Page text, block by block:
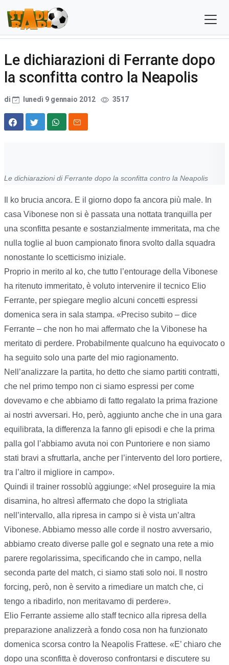
Le dichiarazioni di Ferrante dopo
la sconfitta contro la Neapolis
di lunedì 9 gennaio 2012 3517
Le dichiarazioni di Ferrante dopo la sconfitta contro la Neapolis
Il ko brucia ancora. E il giorno dopo fa ancora più male. In
casa Vibonese non si è passata una nottata tranquilla per
una sconfitta pesante e sostanzialmente immeritata, ma che
nulla toglie al buon campionato finora svolto dalla squadra
nonostante lo scetticismo iniziale.
Proprio in merito al ko, che tutto l’entourage della Vibonese
ha ritenuto immeritato, è voluto intervenire il tecnico Elio
Ferrante, per spiegare meglio alcuni concetti espressi
domenica sera in sala stampa. «Preciso subito – dice
Ferrante – che non ho mai affermato che la Vibonese ha
meritato di perdere. Probabilmente qualcuno ha equivocato o
ha seguito solo una parte del mio ragionamento.
Nell’analizzare la partita, ho detto che siamo partiti contratti,
che nel primo tempo non ci siamo espressi per come
dovevamo e che abbiamo di fatto regalato la prima frazione
ai nostri avversari. Ho, però, aggiunto anche che in una gara
equilibrata, la differenza la fanno gli episodi e che la prima
palla gol l’abbiamo avuta noi con Puntoriere e non siamo
stati bravi a sfruttarla, anche per l’intervento del loro portiere,
tra l’altro il migliore in campo».
Quindi il trainer rossoblù aggiunge: «Nel proseguire la mia
disamina, ho altresì affermato che dopo la strigliata
nell’intervallo, alla ripresa in campo si è vista un’altra
Vibonese. Abbiamo messo alle corde il nostro avversario,
abbiamo creato diverse palle gol e segnato una rete a mio
parere regolarissima, specificando che in campo, nella
seconda parte del match, ci siamo stati solo noi. Il nostro
forcing, però, non è servito a rimediare un match che, ci
tengo a ribadirlo, non meritavamo di perdere».
Elio Ferrante assieme allo staff tecnico alla ripresa della
preparazione analizzerà a fondo cosa non ha funzionato
domenica scorsa contro la Neapolis Frattese. «E’ chiaro che
dopo una sconfitta è doveroso confrontarsi e discutere su